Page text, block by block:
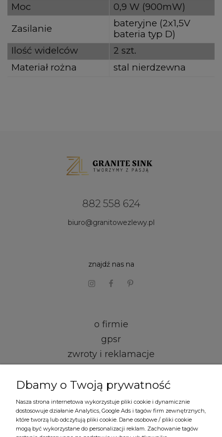
Moc
0,9 W (900mW)
Zasilanie
bateryjne (2x1,5V
bateria typ D)
Ilość widelców
2 szt.
Materiał rożna
stal nierdzewna
882 558 624
biuro@granitowezlewy.pl
o firmie
gpsr
zwroty i reklamacje
kontakt i dane firmy
regulamin
formy płatności
znajdź nas na
Dbamy o Twoją prywatność
Nasza strona internetowa wykorzystuje pliki cookie i dynamicznie
dostosowuje działanie Analytics, Google Ads i tagów firm zewnętrznych,
które tworzą lub odczytują pliki cookie. Dane osobowe / pliki cookie
mogą być wykorzystane do personalizacji reklam. Zachowanie tagów